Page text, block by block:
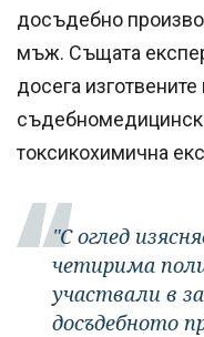
досъдебно
мъж. Същата
досега
токсикохимична
"С оглед
четирима
участвали в
досъдебното